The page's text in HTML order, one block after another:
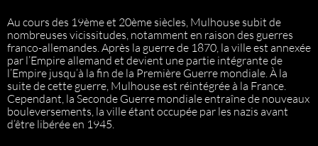
Au cours des 19ème et 20ème siècles, Mulhouse subit de
nombreuses vicissitudes, notamment en raison des guerres
franco-allemandes. Après la guerre de 1870, la ville est annexée
par l’Empire allemand et devient une partie intégrante de
l’Empire jusqu’à la fin de la Première Guerre mondiale. À la
suite de cette guerre, Mulhouse est réintégrée à la France.
Cependant, la Seconde Guerre mondiale entraîne de nouveaux
bouleversements, la ville étant occupée par les nazis avant
d’être libérée en 1945.